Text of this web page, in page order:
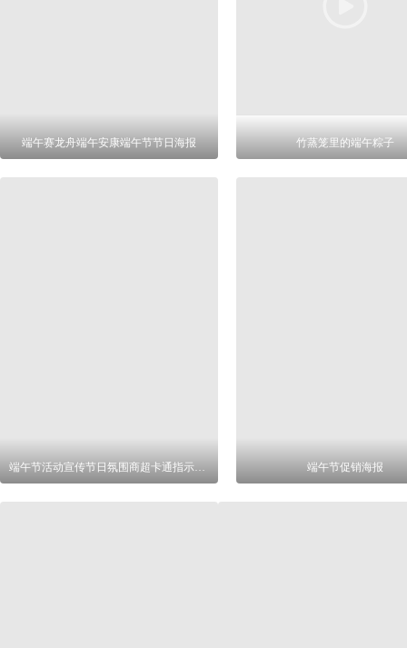
端午赛龙舟端午安康端午节节日海报 竹蒸笼里的端午粽子
端午节活动宣传节日氛围商超卡通指示牌设计 端午节促销海报